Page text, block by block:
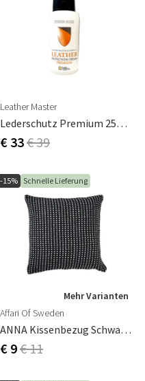
Leather Master
Lederschutz Premium 250 Ml
€ 33€ 39
-15% Schnelle Lieferung
Mehr Varianten
Affari Of Sweden
ANNA Kissenbezug Schwarz/weiß 50x50 Cm
€ 9€ 11